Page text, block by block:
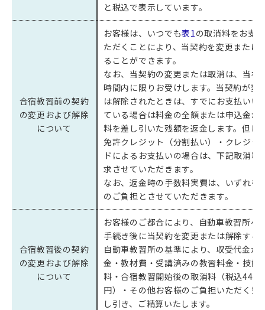
と税込で表示しています。
合宿教習前の契約
の変更および解除
について
お客様は、いつでも表1の取消料をお支
ただくことにより、当契約を変更または
ることができます。
なお、当契約の変更または取消は、当社
時間内に限りお受けします。当契約が変
は解除されたときは、すでにお支払いい
ている場合は料金の全額または申込金か
料を差し引いた残額を返金します。但し
免許クレジット（分割払い）・クレジッ
ドによるお支払いの場合は、下記取消料
求させていただきます。
なお、返金時の手数料実費は、いずれも
のご負担とさせていただきます。
合宿教習後の契約
の変更および解除
について
お客様のご都合により、自動車教習所へ
手続き後に当契約を変更または解除する
自動車教習所の基準により、収受代金か
金・教材費・受講済みの教習料金・技能
料・合宿教習開始後の取消料（税込
円）・その他お客様のご負担いただく費
し引き、ご精算いたします。